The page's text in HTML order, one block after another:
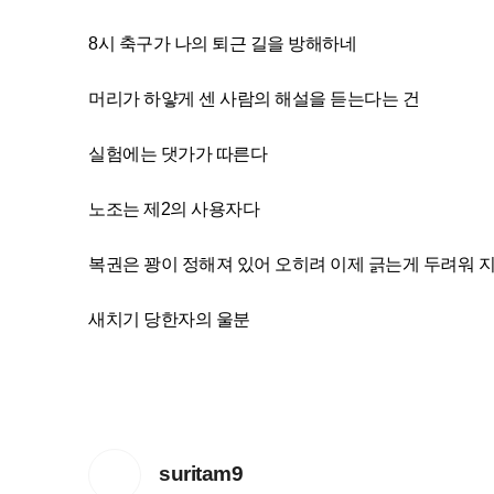
8시 축구가 나의 퇴근 길을 방해하네
머리가 하얗게 센 사람의 해설을 듣는다는 건
실험에는 댓가가 따른다
노조는 제2의 사용자다
복권은 꽝이 정해져 있어 오히려 이제 긁는게 두려워
새치기 당한자의 울분
suritam9